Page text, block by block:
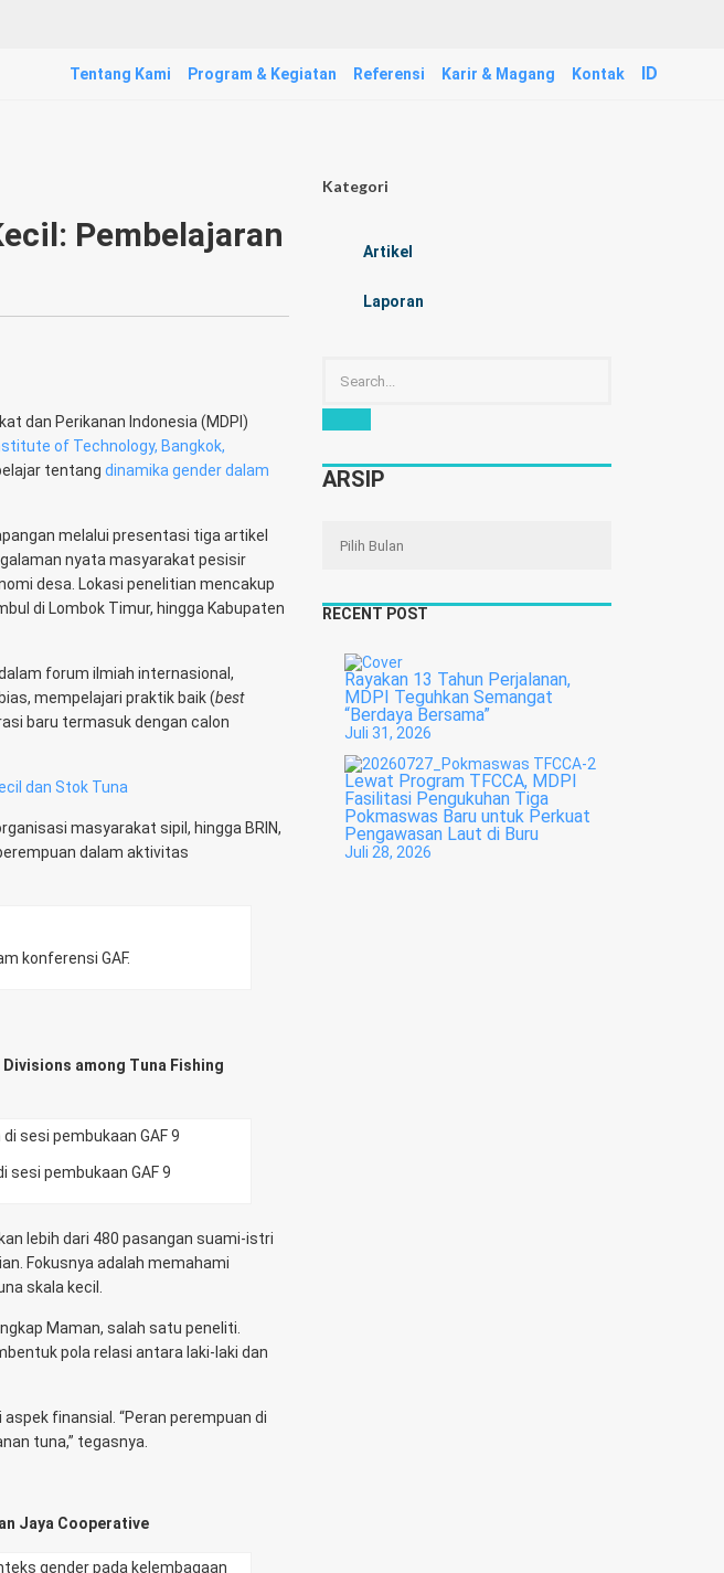
Tentang Kami Program & Kegiatan Referensi Karir & Magang Kontak ID
Pembelajaran
dan Perikanan Indonesia (MDPI)
of Technology, Bangkok,
tentang dinamika gender dalam
melalui presentasi tiga artikel
nyata masyarakat pesisir
desa. Lokasi penelitian mencakup
di Lombok Timur, hingga Kabupaten
forum ilmiah internasional,
mempelajari praktik baik (best
baru termasuk dengan calon
dan Stok Tuna
masyarakat sipil, hingga BRIN,
dalam aktivitas
konferensi GAF.
among Tuna Fishing
sesi pembukaan GAF 9
lebih dari 480 pasangan suami-istri
Fokusnya adalah memahami
skala kecil.
Maman, salah satu peneliti.
pola relasi antara laki-laki dan
finansial. “Peran perempuan di
tuna,” tegasnya.
Jaya Cooperative
Kategori
Artikel
Laporan
ARSIP
RECENT POST
Rayakan 13 Tahun Perjalanan,
MDPI Teguhkan Semangat
“Berdaya Bersama”
Juli 31, 2026
Lewat Program TFCCA, MDPI
Fasilitasi Pengukuhan Tiga
Pokmaswas Baru untuk Perkuat
Pengawasan Laut di Buru
Juli 28, 2026